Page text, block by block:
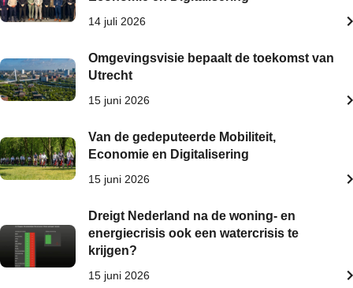
14 juli 2026
Omgevingsvisie bepaalt de toekomst van
Utrecht
15 juni 2026
Van de gedeputeerde Mobiliteit,
Economie en Digitalisering
15 juni 2026
Dreigt Nederland na de woning- en
energiecrisis ook een watercrisis te
krijgen?
15 juni 2026